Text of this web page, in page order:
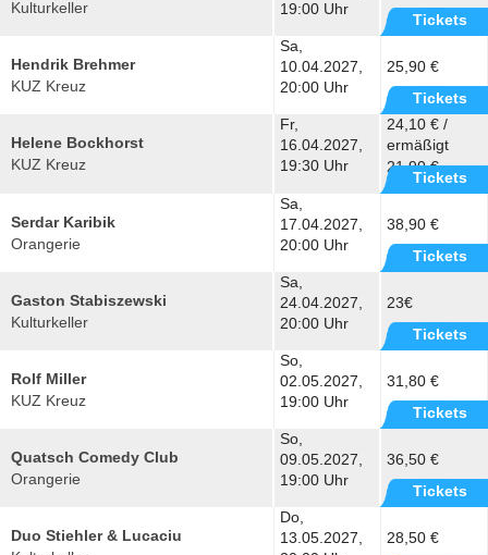
Kulturkeller
19:00 Uhr
Tickets
Hendrik Brehmer
KUZ Kreuz
Sa,
10.04.2027,
20:00 Uhr
25,90 €
Tickets
Helene Bockhorst
KUZ Kreuz
Fr,
16.04.2027,
19:30 Uhr
24,10 € /
ermäßigt
21,90 €
Tickets
Serdar Karibik
Orangerie
Sa,
17.04.2027,
20:00 Uhr
38,90 €
Tickets
Gaston Stabiszewski
Kulturkeller
Sa,
24.04.2027,
20:00 Uhr
23€
Tickets
Rolf Miller
KUZ Kreuz
So,
02.05.2027,
19:00 Uhr
31,80 €
Tickets
Quatsch Comedy Club
Orangerie
So,
09.05.2027,
19:00 Uhr
36,50 €
Tickets
Duo Stiehler & Lucaciu
Do,
13.05.2027,
28,50 €